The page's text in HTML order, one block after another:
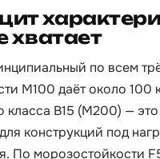
хватает
по всем
М100 даёт около 100
класса B15 (М200) —
конструкций под
По морозостойкости